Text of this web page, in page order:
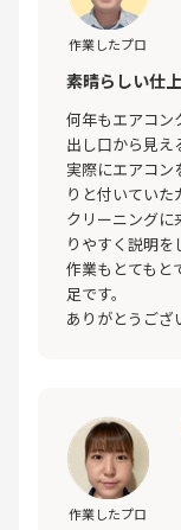
作業したプロ
素晴らしい仕
何年もエアコン
出し口から見え
実際にエアコン
りと付いていた
クリーニングに
りやすく説明を
作業もとてもと
足です。
ありがとうござ
作業したプロ